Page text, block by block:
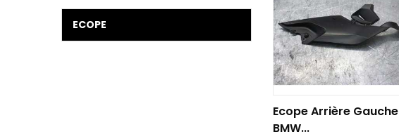
ECOPE
Ecope Arrière Gauche
BMW...